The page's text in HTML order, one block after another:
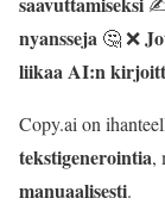
nyansseja 🤔 ❌
liikaa AI:n
Copy.ai on
tekstigenerointia,
manuaalisesti.